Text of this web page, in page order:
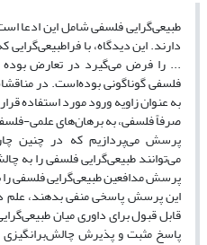
‌طبیعی‌گرایی فلسفی شامل این ادعا
دارند. این دیدگاه، با
... را فرض می‌گیرد در تعارض بوده
فلسفی گوناگونی بوده‌است. در
به عنوان زاویه ورود مورد استفاده
صرفاً فلسفی، به برهان‌های علمی-
پرسش می‌پردازیم که در چنین
می‌توانند ‌طبیعی‌گرایی فلسفی را به
پرسش مدافعین ‌طبیعی‌گرایی فلسفی
این پرسش پاسخی منفی بدهند، علم
قابل قبول برای داوری میان
پاسخ مثبت و پذیرش چالش‌برانگیزی